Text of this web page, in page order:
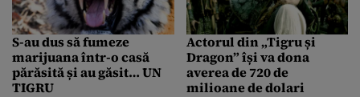
S-au dus să fumeze
marijuana într-o casă
părăsită și au găsit… UN
TIGRU
Actorul din „Tigru și
Dragon” își va dona
averea de 720 de
milioane de dolari